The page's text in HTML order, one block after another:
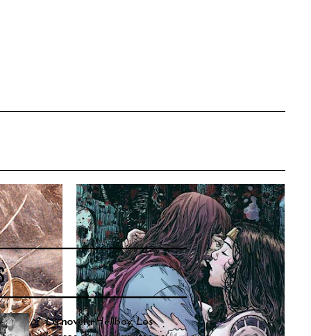
La novelaHellboy: Los